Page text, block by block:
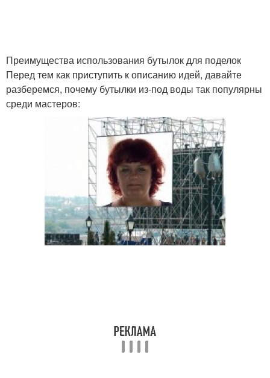
Преимущества использования бутылок для поделок
Перед тем как приступить к описанию идей, давайте
разберемся, почему бутылки из-под воды так популярны
среди мастеров: